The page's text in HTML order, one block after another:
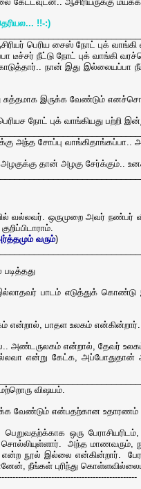
!!-:)
பெரிய சைஸ் நோட் புக்
டீச்சர் நீட்டு நோட் புக் வாங்கி
நான் இது
இருக்க வேண்டும்
நோட் புக் வாங்கியது பற்றி
அந்த சோப்பு வாங்கிதாங்கப்பா..
தான் அழகு
வல்லவர். ஒருமுறை அவர் நண்பர்
வரும்)
இல்லாதவர் பாடம் எடுத்துக்
என்றால், பாதள உலகம் என்கின்றார்.
அண்டருலகம் என்றால்,
என்று கேட்க,
மற்றொரு விஷயம்.
வேண்டும் என்பதற்கான உதாரணம்
ஒரு
அந்த மாணவரும்,
நூல் இல்லை என்கின்றார்.
நீங்கள் புரிந்து